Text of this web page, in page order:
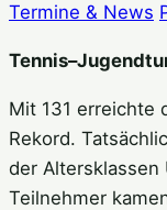
Termine & News
Mit 131 erreichte
Rekord.
der Altersklassen
Teilnehmer